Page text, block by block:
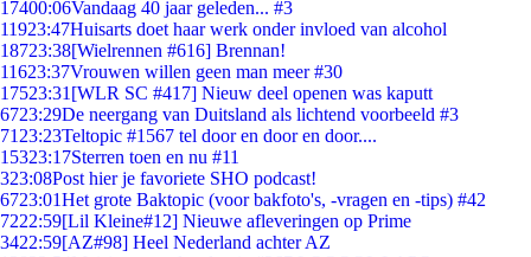
17400:06Vandaag 40 jaar geleden... #3
11923:47Huisarts doet haar werk onder invloed van alcohol
18723:38[Wielrennen #616] Brennan!
11623:37Vrouwen willen geen man meer #30
17523:31 [WLR SC #417] Nieuw deel openen was kaputt
6723:29De neergang van Duitsland als lichtend voorbeeld #3
71 23:23Teltopic #1567 tel door en door en door....
15323:17Sterren toen en nu #11
323:08Post hier je favoriete SHO podcast!
6723:01Het grote Baktopic (voor bakfoto's, -vragen en -tips) #42
7222:59[Lil Kleine#12] Nieuwe afleveringen op Prime
3422:59[AZ#98] Heel Nederland achter AZ